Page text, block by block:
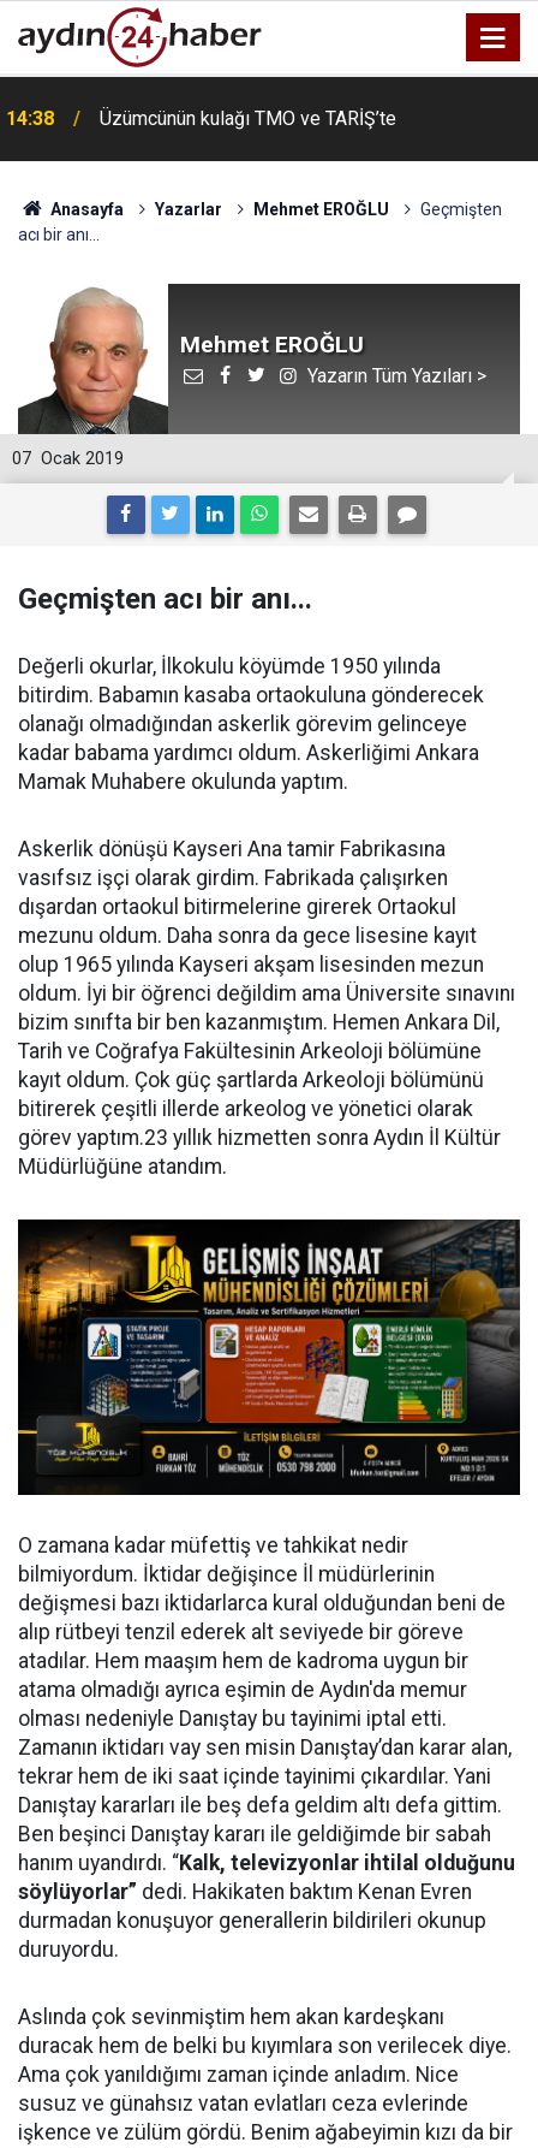
14:38 Üzümcünün kulağı TMO ve TARİŞ’te
Anasayfa Yazarlar Mehmet EROĞLU
Geçmişten
acı bir anı...
Mehmet EROĞLU
Yazarın Tüm Yazıları >
07 Ocak 2019
Geçmişten acı bir anı...
Değerli okurlar, İlkokulu köyümde 1950 yılında
bitirdim. Babamın kasaba ortaokuluna gönderecek
olanağı olmadığından askerlik görevim gelinceye
kadar babama yardımcı oldum. Askerliğimi Ankara
Mamak Muhabere okulunda yaptım.
Askerlik dönüşü Kayseri Ana tamir Fabrikasına
vasıfsız işçi olarak girdim. Fabrikada çalışırken
dışardan ortaokul bitirmelerine girerek Ortaokul
mezunu oldum. Daha sonra da gece lisesine kayıt
olup 1965 yılında Kayseri akşam lisesinden mezun
oldum. İyi bir öğrenci değildim ama Üniversite sınavını
bizim sınıfta bir ben kazanmıştım. Hemen Ankara Dil,
Tarih ve Coğrafya Fakültesinin Arkeoloji bölümüne
kayıt oldum. Çok güç şartlarda Arkeoloji bölümünü
bitirerek çeşitli illerde arkeolog ve yönetici olarak
görev yaptım.23 yıllık hizmetten sonra Aydın İl Kültür
Müdürlüğüne atandım.
O zamana kadar müfettiş ve tahkikat nedir
bilmiyordum. İktidar değişince İl müdürlerinin
değişmesi bazı iktidarlarca kural olduğundan beni de
alıp rütbeyi tenzil ederek alt seviyede bir göreve
atadılar. Hem maaşım hem de kadroma uygun bir
atama olmadığı ayrıca eşimin de Aydın'da memur
olması nedeniyle Danıştay bu tayinimi iptal etti.
Zamanın iktidarı vay sen misin Danıştay’dan karar alan,
tekrar hem de iki saat içinde tayinimi çıkardılar. Yani
Danıştay kararları ile beş defa geldim altı defa gittim.
Ben beşinci Danıştay kararı ile geldiğimde bir sabah
hanım uyandırdı. “Kalk, televizyonlar ihtilal olduğunu
söylüyorlar” dedi. Hakikaten baktım Kenan Evren
durmadan konuşuyor generallerin bildirileri okunup
duruyordu.
Aslında çok sevinmiştim hem akan kardeşkanı
duracak hem de belki bu kıyımlara son verilecek diye.
Ama çok yanıldığımı zaman içinde anladım. Nice
susuz ve günahsız vatan evlatları ceza evlerinde
işkence ve zülüm gördü. Benim ağabeyimin kızı da bir